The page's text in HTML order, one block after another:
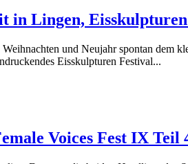
in Lingen,
und Neujahr spontan dem
Eisskulpturen Festival...
Voices Fest IX Teil